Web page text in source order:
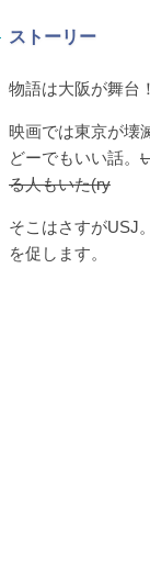
ストーリー
物語は大阪が舞台！
映画では東京が壊
どーでもいい話。
る人もいた(ry
そこはさすがUSJ
を促します。